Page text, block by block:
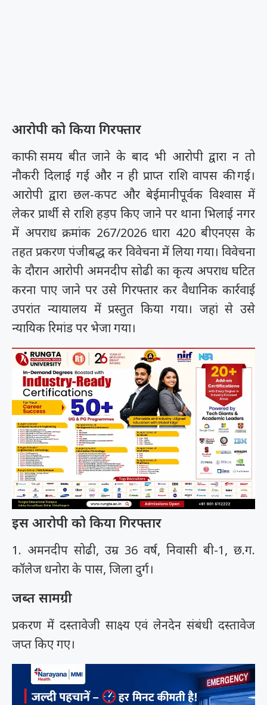
आरोपी को किया गिरफ्तार
काफी समय बीत जाने के बाद भी आरोपी द्वारा न तो
नौकरी दिलाई गई और न ही प्राप्त राशि वापस की गई।
आरोपी द्वारा छल-कपट और बेईमानीपूर्वक विश्वास में
लेकर प्रार्थी से राशि हड़प किए जाने पर थाना भिलाई नगर
में अपराध क्रमांक 267/2026 धारा 420 बीएनएस के
तहत प्रकरण पंजीबद्ध कर विवेचना में लिया गया। विवेचना
के दौरान आरोपी अमनदीप सोढी का कृत्य अपराध घटित
करना पाए जाने पर उसे गिरफ्तार कर वैधानिक कार्रवाई
उपरांत न्यायालय में प्रस्तुत किया गया। जहां से उसे
न्यायिक रिमांड पर भेजा गया।
इस आरोपी को किया गिरफ्तार
1. अमनदीप सोढी, उम्र 36 वर्ष, निवासी बी-1, छ.ग.
कॉलेज धनोरा के पास, जिला दुर्ग।
जब्त सामग्री
प्रकरण में दस्तावेजी साक्ष्य एवं लेनदेन संबंधी दस्तावेज
जप्त किए गए।